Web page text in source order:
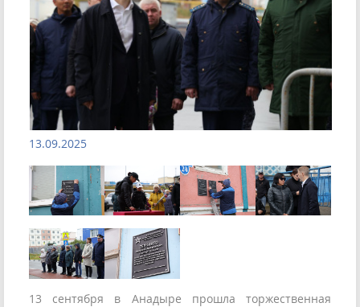
13.09.2025
13 сентября в Анадыре прошла торжественная